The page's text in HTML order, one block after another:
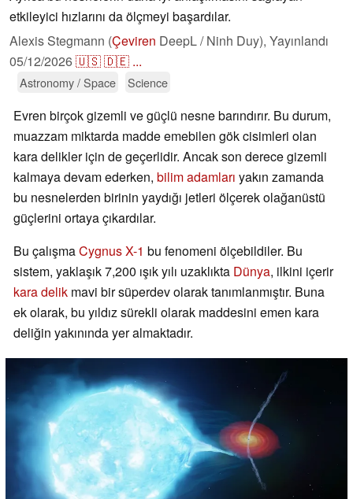
etkileyici hızlarını da ölçmeyi başardılar.
Alexis Stegmann (Çeviren DeepL / Ninh Duy), Yayınlandı
05/12/2026🇺🇸🇩🇪 ...
Astronomy / Space Science
Evren birçok gizemli ve güçlü nesne barındırır. Bu durum,
muazzam miktarda madde emebilen gök cisimleri olan
kara delikler için de geçerlidir. Ancak son derece gizemli
kalmaya devam ederken, bilim adamları yakın zamanda
bu nesnelerden birinin yaydığı jetleri ölçerek olağanüstü
güçlerini ortaya çıkardılar.
Bu çalışmaCygnus X-1 bu fenomeni ölçebildiler. Bu
sistem, yaklaşık 7,200 ışık yılı uzaklıkta Dünya, ilkini içerir
kara delik mavi bir süperdev olarak tanımlanmıştır. Buna
ek olarak, bu yıldız sürekli olarak maddesini emen kara
deliğin yakınında yer almaktadır.